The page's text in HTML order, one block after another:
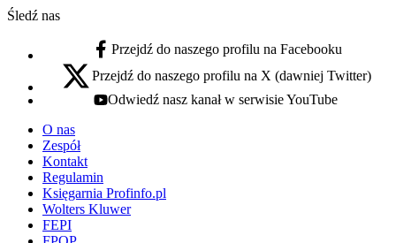
Śledź nas
facebook - otwiera się w nowej karcie
Przejdź do naszego profilu na Facebooku
x - otwiera się w nowej karcie
Przejdź do naszego profilu na X (dawniej Twitter)
youtube - otwiera się w nowej karcie
Odwiedź nasz kanał w serwisie YouTube
O nas
Zespół
Kontakt
Regulamin
Księgarnia Profinfo.pl
Wolters Kluwer
FEPI